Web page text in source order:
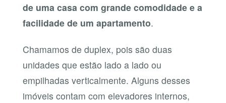
de uma casa com grande comodidade e a
facilidade de um apartamento.
Chamamos de duplex, pois são duas
unidades que estão lado a lado ou
empilhadas verticalmente. Alguns desses
imóveis contam com elevadores internos,